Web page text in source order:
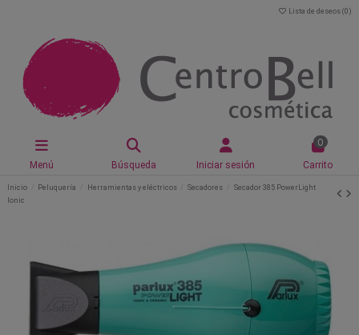
Lista de deseos (0 )
Menú Búsqueda Iniciar sesión
0
Carrito
Inicio Peluquería Herramientas y eléctricos Secadores
Secador 385 PowerLight
Ionic